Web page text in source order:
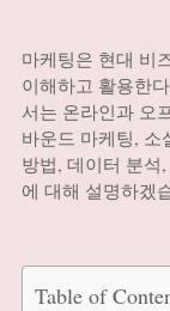
마케팅은 현대 비
이해하고 활용한
서는 온라인과 오
바운드 마케팅, 소
방법, 데이터 분석
에 대해 설명하겠
Table of